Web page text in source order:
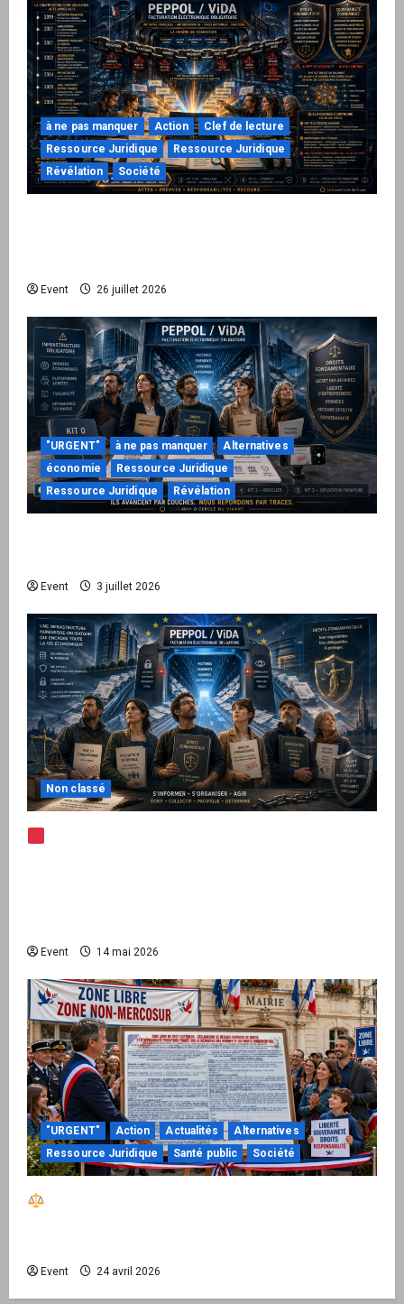
à ne pas manquer Action
Clef de lecture
Ressource Juridique
Ressource Juridique
Révélation
Société
Event 26 juillet 2026
"URGENT" à ne pas manquer
Alternatives
économie
Ressource Juridique
Ressource Juridique
Révélation
Event 3 juillet 2026
Non classé
Event 14 mai 2026
"URGENT" Action Actualités
Alternatives
Ressource Juridique
Santé public Société
Event 24 avril 2026